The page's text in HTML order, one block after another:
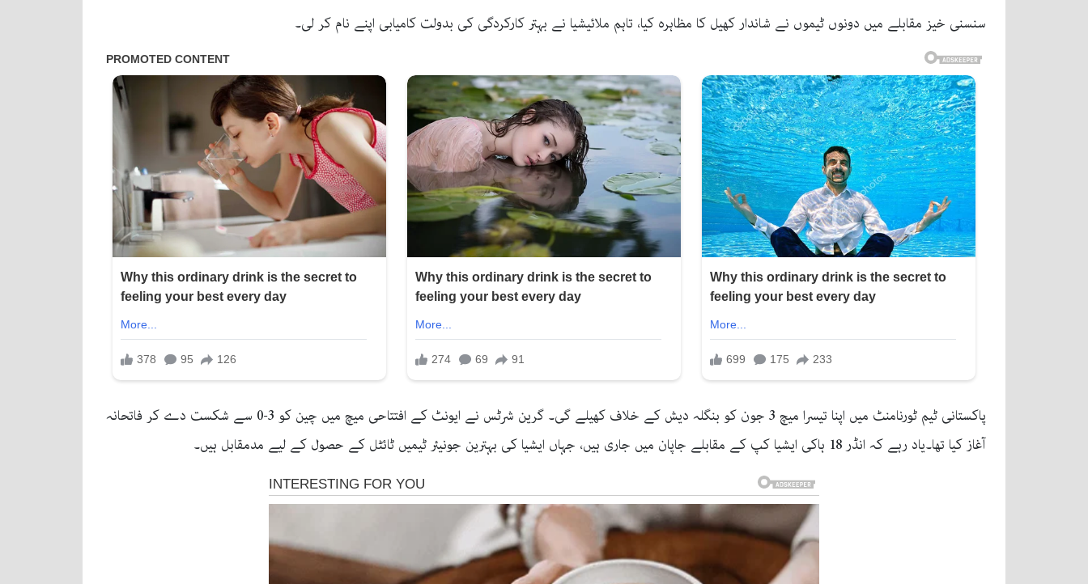
سنسنی خیز مقابلے میں دونوں ٹیموں نے شاندار کھیل کا مظاہرہ کیا، تاہم ملائیشیا نے بہتر کارکردگی کی بدولت کامیابی اپنے نام کر لی۔
پاکستانی ٹیم ٹورنامنٹ میں اپنا تیسرا میچ 3 جون کو بنگلہ دیش کے خلاف کھیلے گی۔ گرین شرٹس نے ایونٹ کے افتتاحی میچ میں چین کو 3-0 سے شکست دے کر فاتحانہ
آغاز کیا تھا۔یاد رہے کہ انڈر 18 ہاکی ایشیا کپ کے مقابلے جاپان میں جاری ہیں، جہاں ایشیا کی بہترین جونیئر ٹیمیں ٹائٹل کے حصول کے لیے مدمقابل ہیں۔